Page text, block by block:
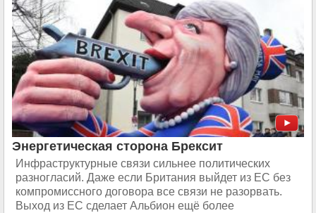
Энергетическая сторона Брексит
Инфраструктурные связи сильнее политических
разногласий. Даже если Британия выйдет из ЕС без
компромиссного договора все связи не разорвать.
Выход из ЕС сделает Альбион ещё более